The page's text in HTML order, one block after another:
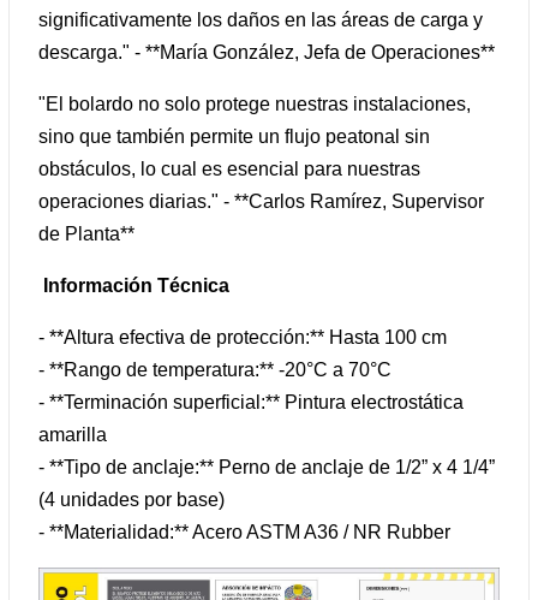
significativamente los daños en las áreas de carga y
descarga." - **María González, Jefa de Operaciones**
"El bolardo no solo protege nuestras instalaciones,
sino que también permite un flujo peatonal sin
obstáculos, lo cual es esencial para nuestras
operaciones diarias." - **Carlos Ramírez, Supervisor
de Planta**
Información Técnica
- **Altura efectiva de protección:** Hasta 100 cm
- **Rango de temperatura:** -20°C a 70°C
- **Terminación superficial:** Pintura electrostática
amarilla
- **Tipo de anclaje:** Perno de anclaje de 1/2” x 4 1/4”
(4 unidades por base)
- **Materialidad:** Acero ASTM A36 / NR Rubber